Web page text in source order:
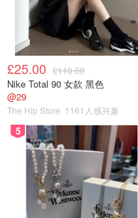
£25.00 £110.00
Nike Total 90 女款 黑色
@29
The Hip Store 1161人感兴趣
5